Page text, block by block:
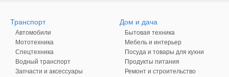
Транспорт
Автомобили
Мототехника
Спецтехника
Водный транспорт
Запчасти и аксессуары
Дом и дача
Бытовая техника
Мебель и интерьер
Посуда и товары для кухни
Продукты питания
Ремонт и строительство